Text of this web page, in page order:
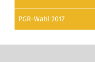
PGR-Wahl 2017